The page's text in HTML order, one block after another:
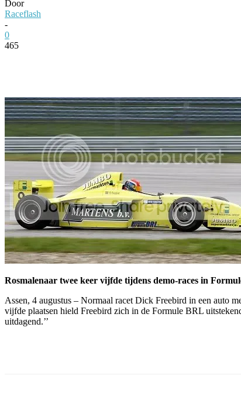
Door
Raceflash
-
0
465
Rosmalenaar twee keer vijfde tijdens demo-races in
Assen, 4 augustus – Normaal racet Dick Freebird in een auto
vijfde plaatsen hield Freebird zich in de Formule BRL
uitdagend.’’